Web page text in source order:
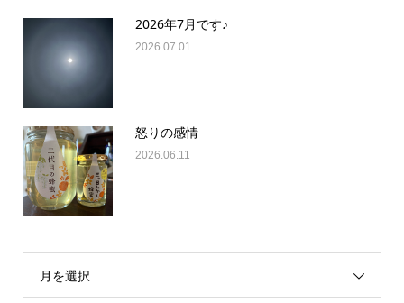
2026年7月です♪
2026.07.01
怒りの感情
2026.06.11
月を選択